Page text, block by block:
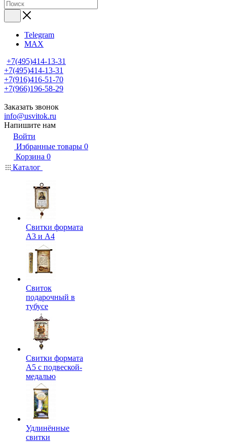
Telegram
MAX
+7(495)414-13-31
+7(495)414-13-31
+7(916)416-51-70
+7(966)196-58-29
Заказать звонок
info@usvitok.ru
Напишите нам
Войти
Избранные товары 0
Корзина 0
Каталог
Свитки формата
А3 и А4
Свиток
подарочный в
тубусе
Свитки формата
А5 с подвеской-
медалью
Удлинённые
свитки